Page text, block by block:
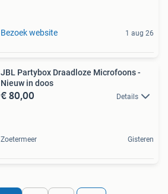
Bezoek website 1 aug 26
JBL Partybox Draadloze Microfoons -
Nieuw in doos
€ 80,00 Details
Zoetermeer Gisteren